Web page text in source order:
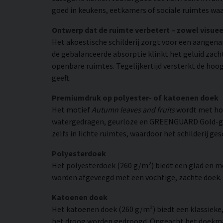
goed in keukens, eetkamers of sociale ruimtes
Ontwerp dat de ruimte verbetert – zowel
Het akoestische schilderij zorgt voor een
de gebalanceerde absorptie klinkt het geluid
openbare ruimtes. Tegelijkertijd versterkt de
geeft.
Premiumdruk op polyester- of katoenen doek
Het motief Autumn leaves and fruits wordt met
watergedragen, geurloze en GREENGUARD
zelfs in lichte ruimtes, waardoor het schilderij
Polyesterdoek
Het polyesterdoek (260 g/m²) biedt een glad en
worden afgeveegd met een vochtige, zachte
Katoenen doek
Het katoenen doek (260 g/m²) biedt een
het droog worden gedroogd. Ongeacht het